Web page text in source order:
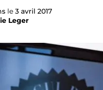
le 3 avril 2017
Leger